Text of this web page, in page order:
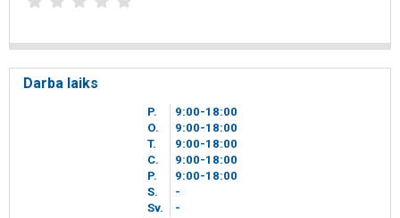
Darba laiks
P. 9 00-18 00
O.
9 00-18 00
T.
9 00-18 00
C.
9 00-18 00
P.
9 00-18 00
S.
-
Sv.
-